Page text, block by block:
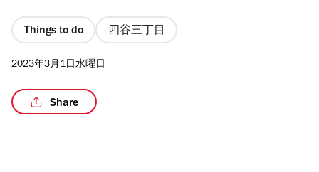
Things to do 四谷三丁目
2023年3月1日水曜日
Share